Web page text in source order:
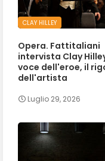
CLAY HILLEY
Opera. Fattitaliani
intervista Clay
voce dell'eroe, il
dell'artista
Luglio 29, 2026